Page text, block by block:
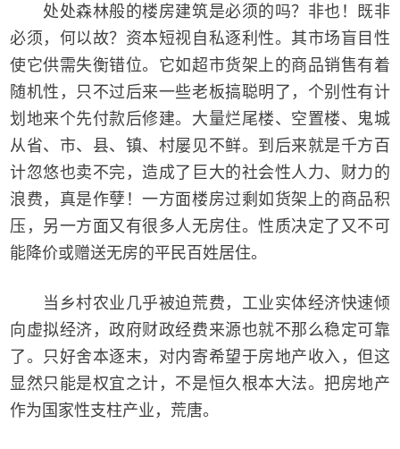
处处森林般的楼房建筑是必须的吗？非也！既非
必须，何以故？资本短视自私逐利性。其市场盲目性
使它供需失衡错位。它如超市货架上的商品销售有着
随机性，只不过后来一些老板搞聪明了，个别性有计
划地来个先付款后修建。大量烂尾楼、空置楼、鬼城
从省、市、县、镇、村屡见不鲜。到后来就是千方百
计忽悠也卖不完，造成了巨大的社会性人力、财力的
浪费，真是作孽！一方面楼房过剩如货架上的商品积
压，另一方面又有很多人无房住。性质决定了又不可
能降价或赠送无房的平民百姓居住。
当乡村农业几乎被迫荒费，工业实体经济快速倾
向虚拟经济，政府财政经费来源也就不那么稳定可靠
了。只好舍本逐末，对内寄希望于房地产收入，但这
显然只能是权宜之计，不是恒久根本大法。把房地产
作为国家性支柱产业，荒唐。